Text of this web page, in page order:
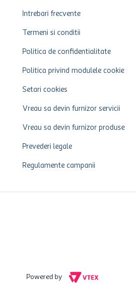
Intrebari frecvente
Termeni si conditii
Politica de confidentialitate
Politica privind modulele cookie
Setari cookies
Vreau sa devin furnizor servicii
Vreau sa devin furnizor produse
Prevederi legale
Regulamente campanii
Powered by